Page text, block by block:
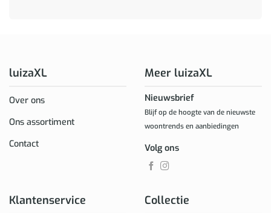
luizaXL
Over ons
Ons assortiment
Contact
Klantenservice Collectie
Meer luizaXL
Nieuwsbrief
Blijf op de hoogte van de nieuwste
woontrends en aanbiedingen
Volg ons